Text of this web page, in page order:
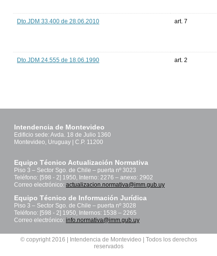
Dto.JDM 33.400 de 28.06.2010 art. 7
Dto.JDM 24.555 de 18.06.1990 art. 2
Intendencia de Montevideo
Edificio sede: Avda. 18 de Julio 1360
Montevideo, Uruguay | C.P. 11200
Equipo Técnico Actualización Normativa
Piso 3 – Sector Sgo. de Chile – puerta nº 3023
Teléfono: [598 - 2] 1950, Interno: 2276 – anexo: 2902
Correo electrónico: actualizacion.normativa@imm.gub.uy
Equipo Técnico de Información Jurídica
Piso 3 – Sector Sgo. de Chile – puerta nº 3028
Teléfono: [598 - 2] 1950, Internos: 1538 – 2265
Correo electrónico: info.normativa@imm.gub.uy
© copyright 2016 | Intendencia de Montevideo | Todos los derechos
reservados